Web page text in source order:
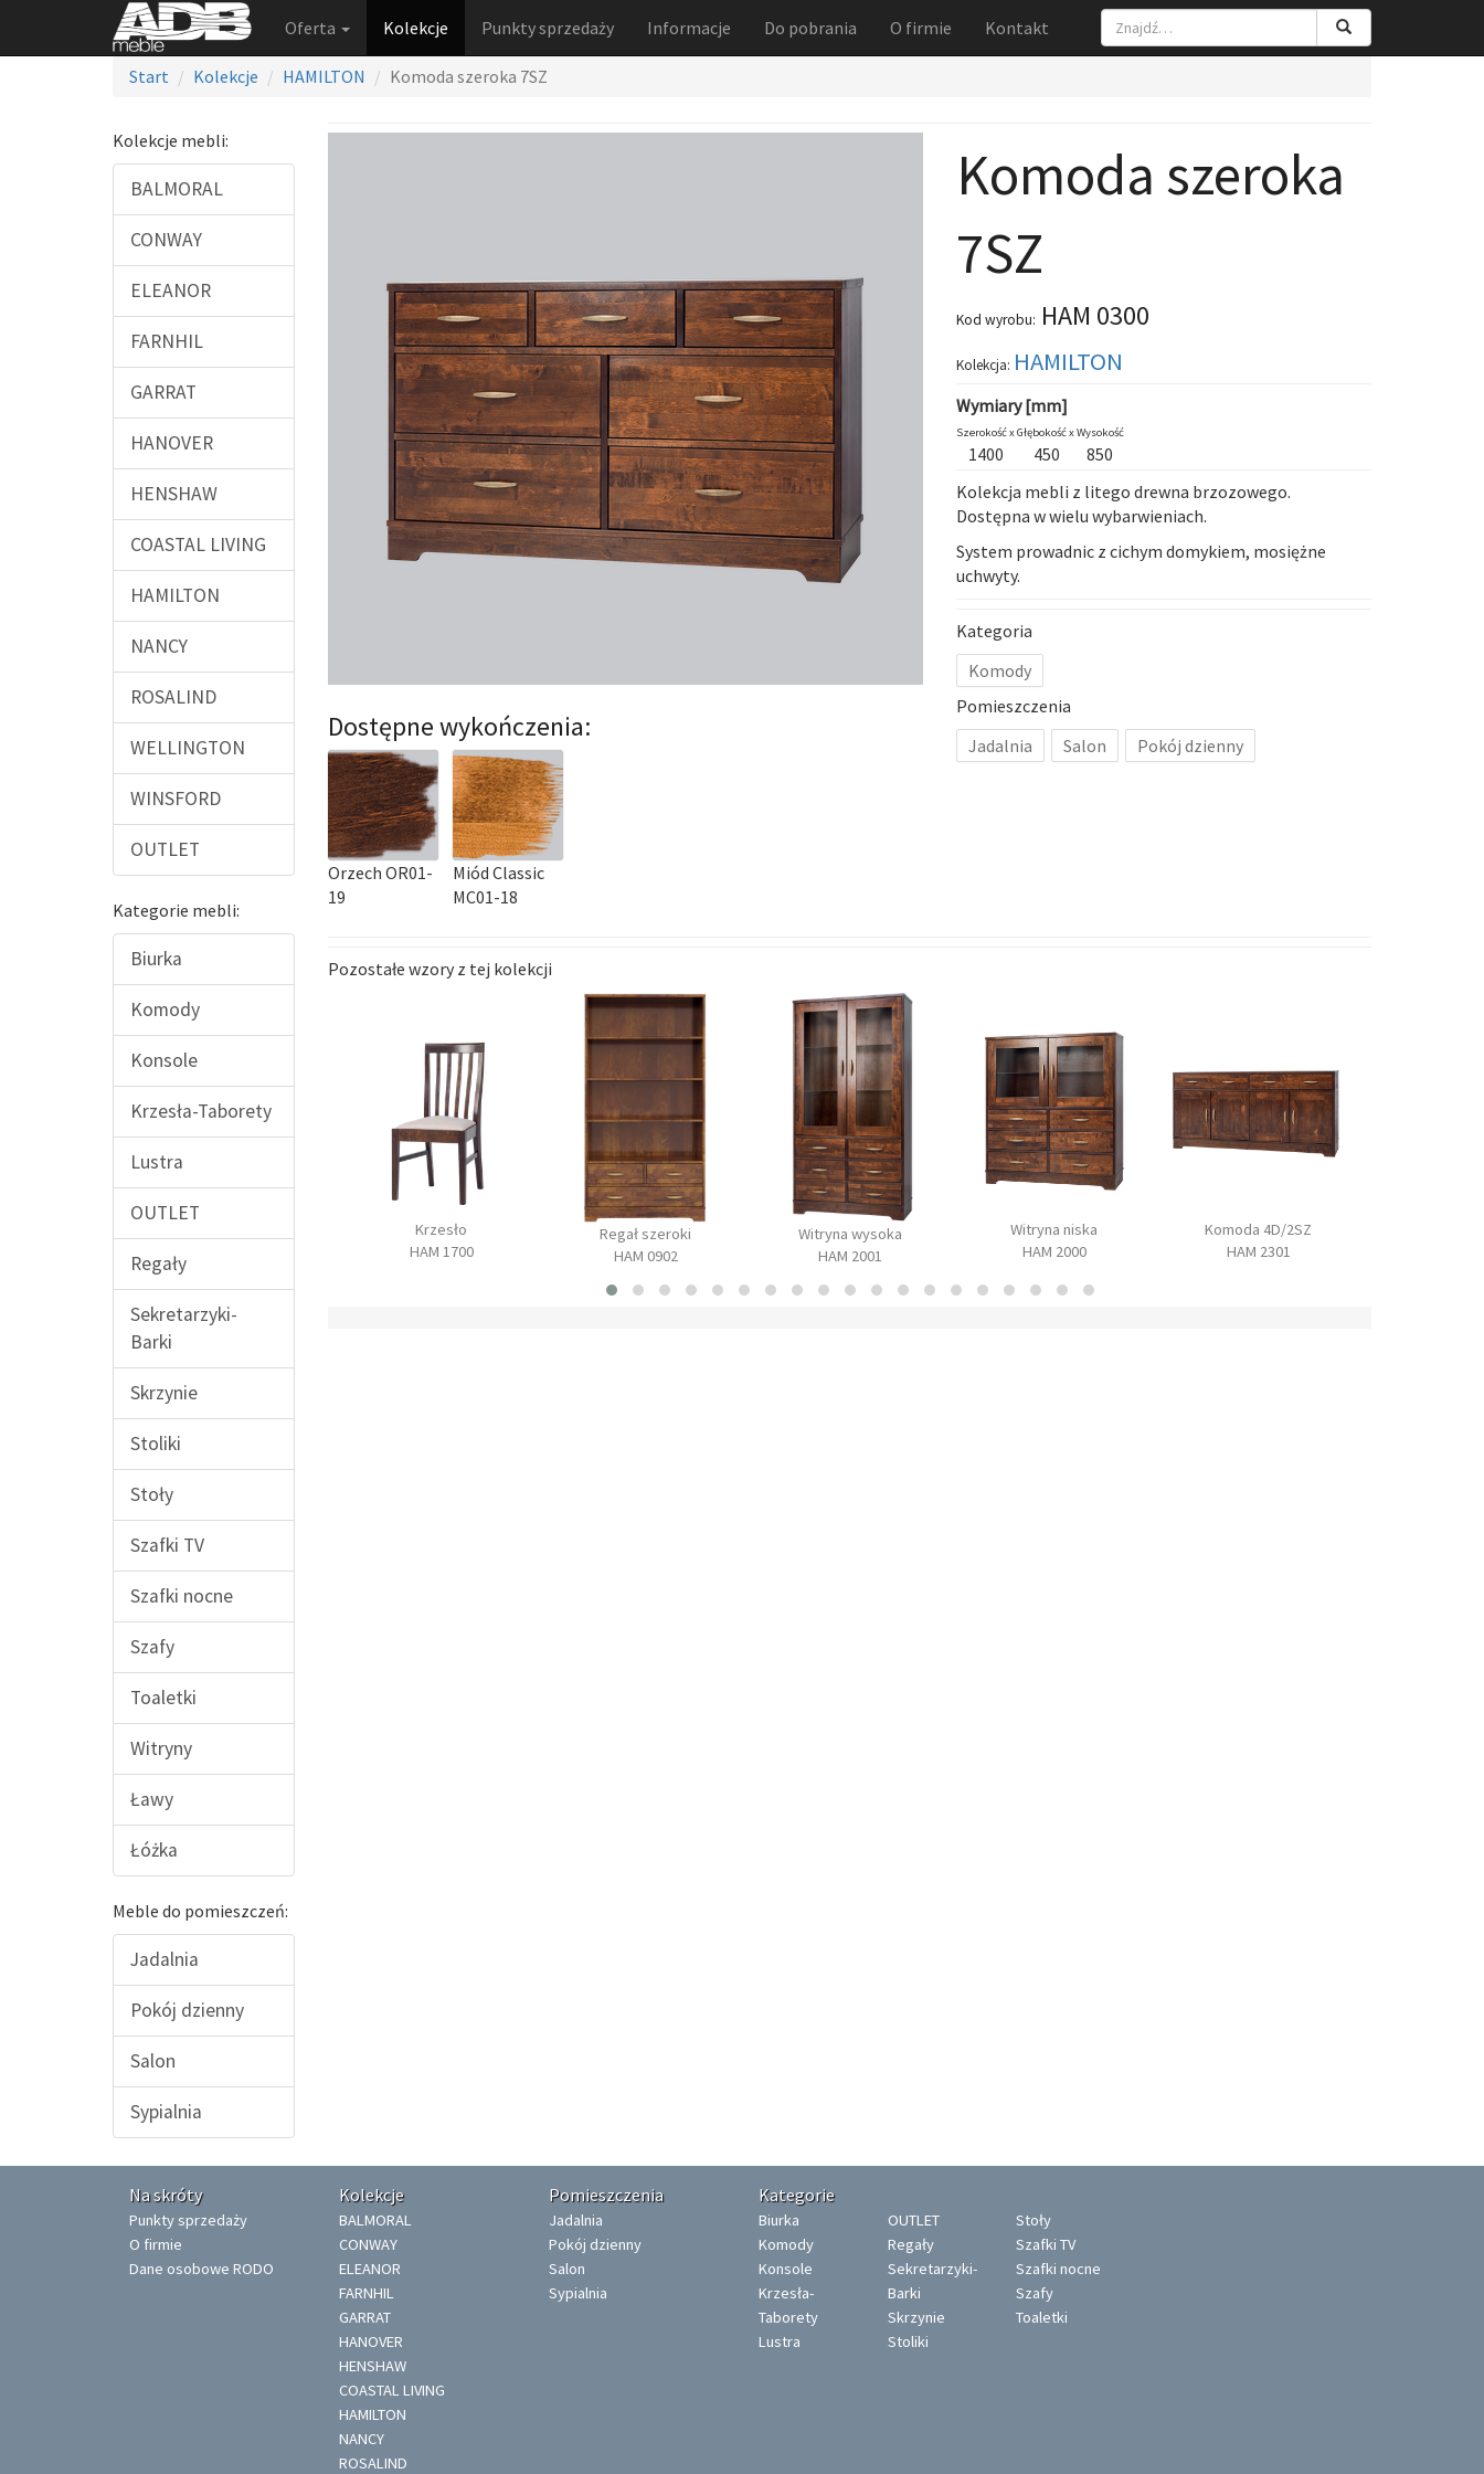
Oferta Kolekcje Punkty sprzedaży Informacje Do pobrania O firmie Kontakt
Start Kolekcje HAMILTON Komoda szeroka 7SZ
Kolekcje mebli:
BALMORAL
CONWAY
ELEANOR
FARNHIL
GARRAT
HANOVER
HENSHAW
COASTAL LIVING
HAMILTON
NANCY
ROSALIND
WELLINGTON
WINSFORD
OUTLET
Kategorie mebli:
Biurka
Komody
Konsole
Krzesła-Taborety
Lustra
OUTLET
Regały
Sekretarzyki-
Barki
Skrzynie
Stoliki
Stoły
Szafki TV
Szafki nocne
Szafy
Toaletki
Witryny
Ławy
Łóżka
Meble do pomieszczeń:
Jadalnia
Pokój dzienny
Salon
Sypialnia
Dostępne wykończenia:
Orzech OR01-
19
Miód Classic
MC01-18
Komoda szeroka
7SZ
Kod wyrobu: HAM 0300
Kolekcja: HAMILTON
Wymiary [mm]
Szerokość xGłębokość xWysokość
1400 450
850
Kolekcja mebli z litego drewna brzozowego.
Dostępna w wielu wybarwieniach.
System prowadnic z cichym domykiem, mosiężne
uchwyty.
Kategoria
Komody
Pomieszczenia
Jadalnia
Salon Pokój dzienny
Pozostałe wzory z tej kolekcji
Krzesło
HAM 1700
Regał szeroki
HAM 0902
Witryna wysoka
HAM 2001
Witryna niska
HAM 2000
Komoda 4D/2SZ
HAM 2301
Na skróty
Punkty sprzedaży
O firmie
Dane osobowe RODO
Kolekcje
BALMORAL
CONWAY
ELEANOR
FARNHIL
GARRAT
HANOVER
HENSHAW
COASTAL LIVING
HAMILTON
NANCY
ROSALIND
Pomieszczenia
Jadalnia
Pokój dzienny
Salon
Sypialnia
Kategorie
Biurka
Komody
Konsole
Krzesła-
Taborety
Lustra
OUTLET
Regały
Sekretarzyki-
Barki
Skrzynie
Stoliki
Stoły
Szafki TV
Szafki nocne
Szafy
Toaletki